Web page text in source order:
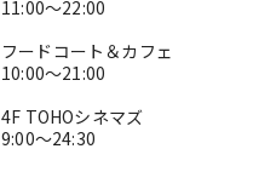
11:00～22:00
フードコート＆カフェ
10:00～21:00
4F TOHOシネマズ
9:00～24:30